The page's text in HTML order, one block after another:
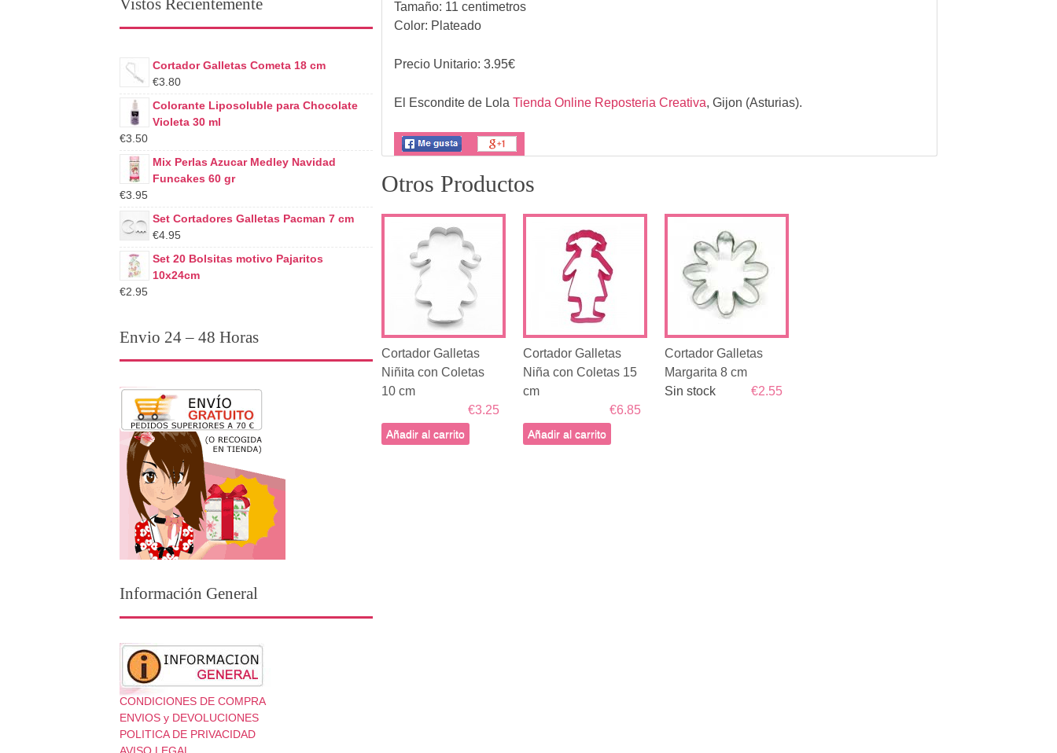
Tamaño: 11 centimetros
Color: Plateado
Precio Unitario: 3.95€
El Escondite de Lola Tienda Online Reposteria Creativa, Gijon (Asturias).
Otros Productos
Cortador Galletas
Niñita con Coletas
10 cm
€3.25
Añadir al carrito
Cortador Galletas
Niña con Coletas 15
cm
€6.85
Añadir al carrito
Cortador Galletas
Margarita 8 cm
€2.55
Sin stock
Vistos Recientemente
Cortador Galletas Cometa 18 cm
€3.80
Colorante Liposoluble para Chocolate
Violeta 30 ml
€3.50
Mix Perlas Azucar Medley Navidad
Funcakes 60 gr
€3.95
Set Cortadores Galletas Pacman 7 cm
€4.95
Set 20 Bolsitas motivo Pajaritos
10x24cm
€2.95
Envio 24 – 48 Horas
Información General
CONDICIONES DE COMPRA
ENVIOS y DEVOLUCIONES
POLITICA DE PRIVACIDAD